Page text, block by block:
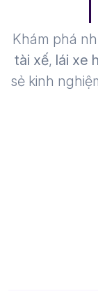
Khám phá
tài xế, lái xe
sẻ kinh